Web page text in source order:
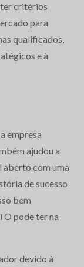
critérios
para
qualificados,
e à
empresa
ajudou a
aberto com uma
de sucesso
bem
pode ter na
devido à